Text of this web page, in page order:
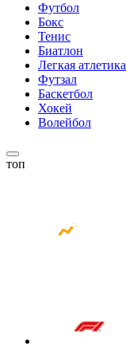
Футбол
Бокс
Тенис
Биатлон
Легкая атлетика
Футзал
Баскетбол
Хокей
Волейбол
топ